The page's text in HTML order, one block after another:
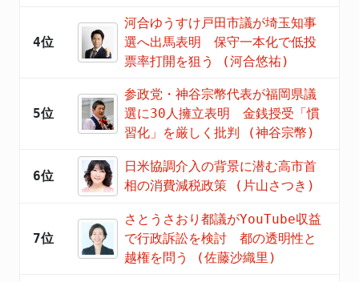
4位
河合ゆうすけ戸田市議が埼玉知事
選へ出馬表明 保守一本化で低投
票率打開を狙う (河合悠祐)
5位
参政党・神谷宗幣代表が福岡県議
選に30人擁立表明 金銭授受「慣
習化」を厳しく批判 (神谷宗幣)
6位
日米協調介入の背景に潜む高市首
相の消費減税政策 (片山さつき)
7位
さとうさおり都議がYouTube収益
で行政訴訟を検討 都の透明性と
越権を問う (佐藤沙織里)